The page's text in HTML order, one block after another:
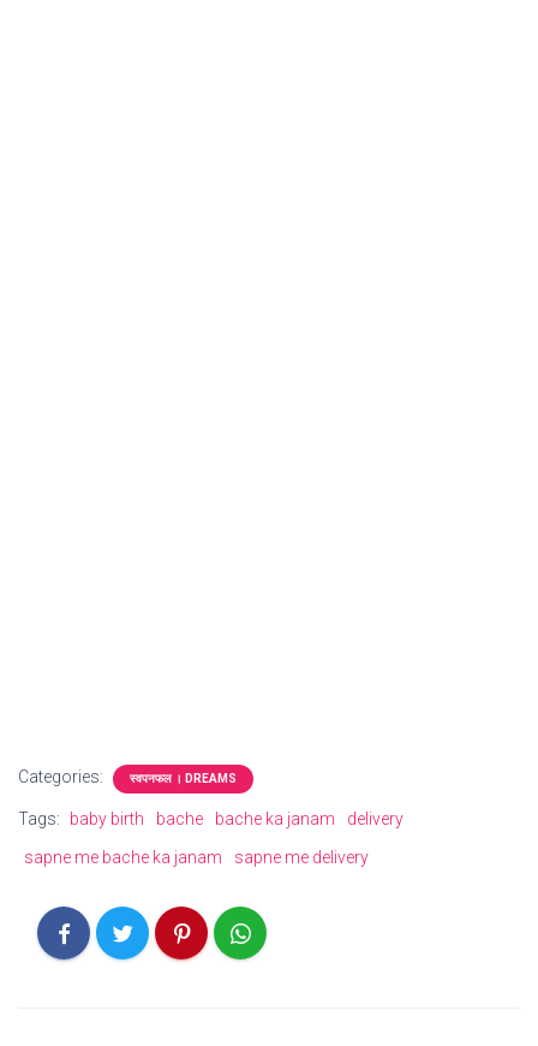
Categories: स्वपनफल । DREAMS
Tags: baby birth bache bache ka janam
delivery
sapne me bache ka janam
sapne me delivery